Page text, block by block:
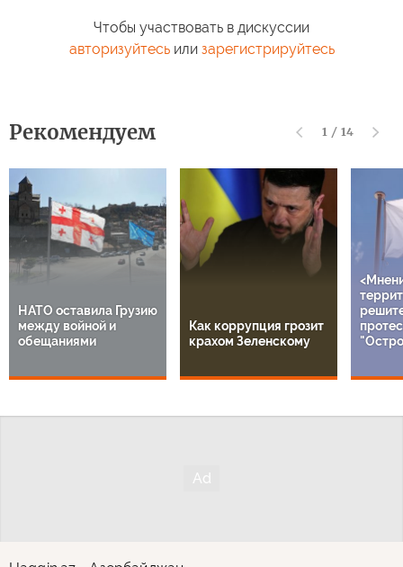
Чтобы участвовать в дискуссии
авторизуйтесьили зарегистрируйтесь
Рекомендуем 1 / 14
НАТО оставила Грузию
между войной и
обещаниями
Как коррупция грозит
крахом Зеленскому